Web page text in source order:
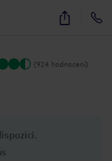
43
(924 hodnocení)